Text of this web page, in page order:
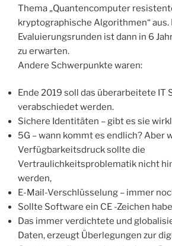
Thema „Quantencomputer
kryptographische Algorithmen“ aus.
Evaluierungsrunden ist dann in 6
zu erwarten.
Andere Schwerpunkte waren:
Ende 2019 soll das überarbeitete IT
verabschiedet werden.
Sichere Identitäten – gibt es sie
5G – wann kommt es endlich? Aber
Verfügbarkeitsdruck sollte die
Vertraulichkeitsproblematik nicht
werden,
E-Mail-Verschlüsselung – immer
Sollte Software ein CE -Zeichen
Das immer verdichtete und
Daten, erzeugt Überlegungen zur